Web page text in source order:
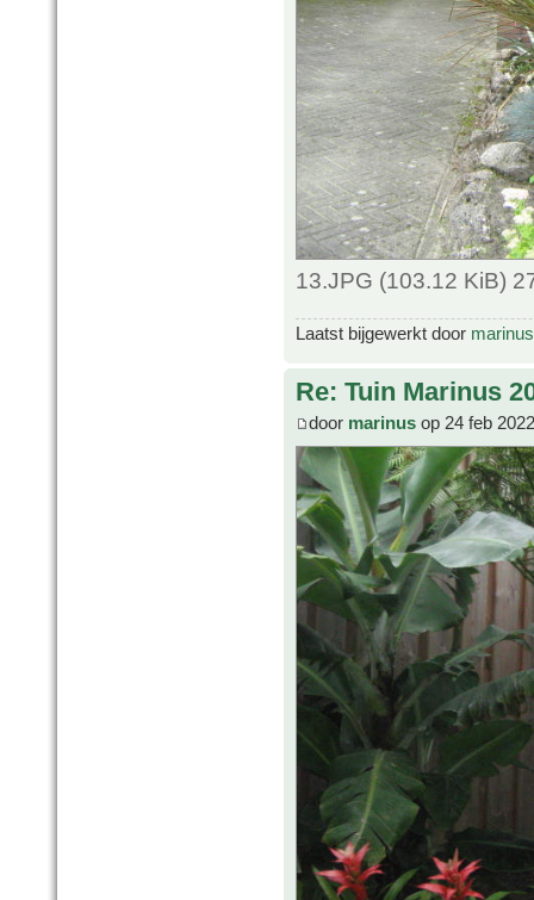
13.JPG (103.12 KiB)
Laatst bijgewerkt door marinus
Re: Tuin Marinus
door marinus op 24 feb